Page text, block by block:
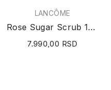
LANCÔME
Rose Sugar Scrub 100ml
7.990,00 RSD